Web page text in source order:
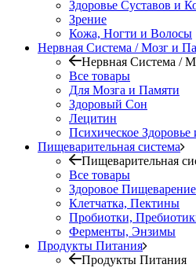
Здоровье Суставов и
Зрение
Кожа, Ногти и Волосы
Нервная Система / Мозг и
Нервная Система /
Все товары
Для Мозга и Памяти
Здоровый Сон
Лецитин
Психическое Здоровье
Пищеварительная система
Пищеварительная
Все товары
Здоровое Пищеварение
Клетчатка, Пектины
Пробиотки,
Ферменты, Энзимы
Продукты Питания
Продукты Питания